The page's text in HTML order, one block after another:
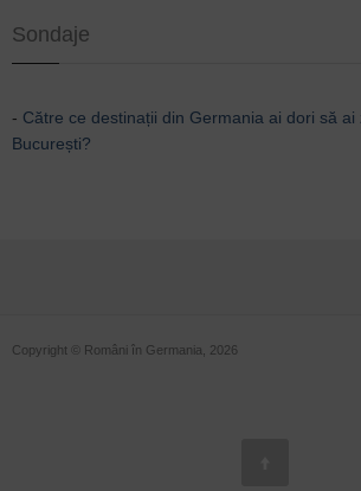
Sondaje
- Către ce destinații din Germania ai dori să ai
București?
Copyright © Români în Germania, 2026